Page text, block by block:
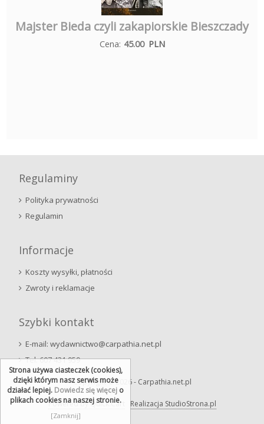
Strona używa ciasteczek (cookies),
dzięki którym nasz serwis może
działać lepiej. Dowiedz się więcej o
plikach cookies na naszej stronie.
[Zamknij]
Majster Bieda czyli zakapiorskie Bieszczady
Cena: 45.00 PLN
Regulaminy
Polityka prywatności
Regulamin
Informacje
Koszty wysyłki, płatności
Zwroty i reklamacje
Szybki kontakt
E-mail: wydawnictwo@carpathia.net.pl
Tel. 607 431 959
Copyright © 2026 - Carpathia.net.pl
Powered by Quick.Cart Realizacja StudioStrona.pl